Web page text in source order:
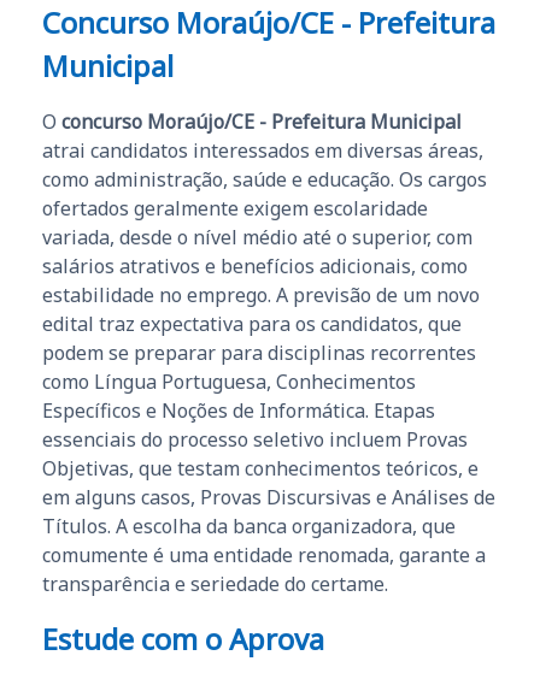
Concurso Moraújo/CE - Prefeitura
Municipal
O concurso Moraújo/CE - Prefeitura Municipal
atrai candidatos interessados em diversas áreas,
como administração, saúde e educação. Os cargos
ofertados geralmente exigem escolaridade
variada, desde o nível médio até o superior, com
salários atrativos e benefícios adicionais, como
estabilidade no emprego. A previsão de um novo
edital traz expectativa para os candidatos, que
podem se preparar para disciplinas recorrentes
como Língua Portuguesa, Conhecimentos
Específicos e Noções de Informática. Etapas
essenciais do processo seletivo incluem Provas
Objetivas, que testam conhecimentos teóricos, e
em alguns casos, Provas Discursivas e Análises de
Títulos. A escolha da banca organizadora, que
comumente é uma entidade renomada, garante a
transparência e seriedade do certame.
Estude com o Aprova